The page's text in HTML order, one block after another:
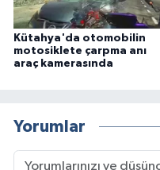
Kütahya'da otomobilin
motosiklete çarpma anı
araç kamerasında
Yorumlar